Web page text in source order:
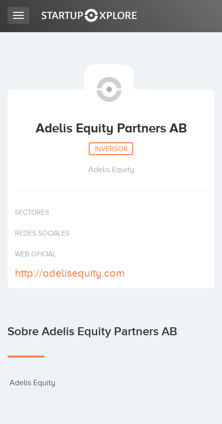
ACCESO
Invertir
Toggle
navigation
Adelis Equity Partners AB
INVERSOR
Adelis Equity
SECTORES
REDES SOCIALES
WEB OFICIAL
http://adelisequity.com
Sobre Adelis Equity Partners AB
Adelis Equity